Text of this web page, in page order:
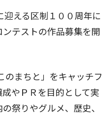
える区制１００周年に
テストの作品募集を開
まちと」をキャッチフ
やＰＲを目的として実
祭りやグルメ、歴史、